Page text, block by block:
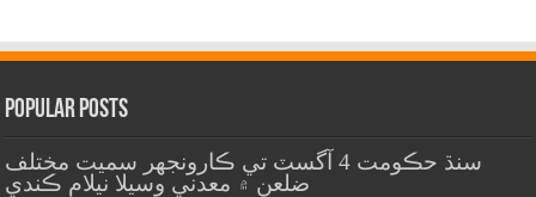
Popular Posts
سنڌ حڪومت 4 آگسٽ تي ڪارونجهر سميت مختلف
ضلعن ۾ معدني وسيلا نيلام ڪندي